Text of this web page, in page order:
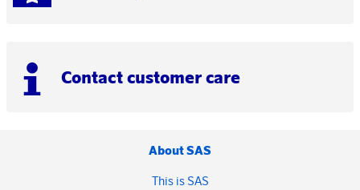
Contact customer care
About SAS
This is SAS